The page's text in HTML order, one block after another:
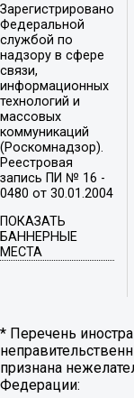
Зарегистрировано
Федеральной
службой по
надзору в сфере
связи,
информационных
технологий и
массовых
коммуникаций
(Роскомнадзор).
Реестровая
запись ПИ № 16 -
0480 от 30.01.2004
ПОКАЗАТЬ
БАННЕРНЫЕ
МЕСТА
* Перечень
признана
Федерации: